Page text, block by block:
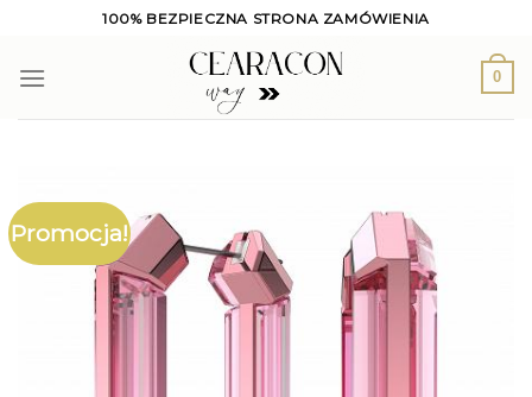
content
100% BEZPIECZNA STRONA ZAMÓWIENIA
0
Promocja!